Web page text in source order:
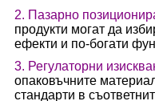
2. Пазарно
продукти могат да
ефекти и по-богати
3. Регулаторни
опаковъчните
стандарти в